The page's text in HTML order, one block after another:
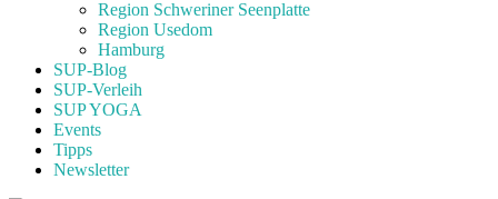
Region Schweriner Seenplatte
Region Usedom
Hamburg
SUP-Blog
SUP-Verleih
SUP YOGA
Events
Tipps
Newsletter